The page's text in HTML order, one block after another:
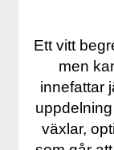
Ett vitt
men
innefattar
växlar,